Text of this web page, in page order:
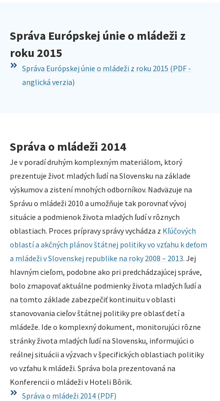
Správa Európskej únie o mládeži z
roku 2015
Správa Európskej únie o mládeži z roku 2015 (PDF -
anglická verzia)
Správa o mládeži 2014
Je v poradí druhým komplexným materiálom, ktorý
prezentuje život mladých ľudí na Slovensku na základe
výskumov a zistení mnohých odborníkov. Nadväzuje na
Správu o mládeži 2010 a umožňuje tak porovnať vývoj
situácie a podmienok života mladých ľudí v rôznych
oblastiach. Proces prípravy správy vychádza z Kľúčových
oblastí a akčných plánov štátnej politiky vo vzťahu k deťom
a mládeži v Slovenskej republike na roky 2008 – 2013. Jej
hlavným cieľom, podobne ako pri predchádzajúcej správe,
bolo zmapovať aktuálne podmienky života mladých ľudí a
na tomto základe zabezpečiť kontinuitu v oblasti
stanovovania cieľov štátnej politiky pre oblasť detí a
mládeže. Ide o komplexný dokument, monitorujúci rôzne
stránky života mladých ľudí na Slovensku, informujúci o
reálnej situácii a výzvach v špecifických oblastiach politiky
vo vzťahu k mládeži. Správa bola prezentovaná na
Konferencii o mládeži v Hoteli Bôrik.
Správa o mládeži 2014 (PDF)